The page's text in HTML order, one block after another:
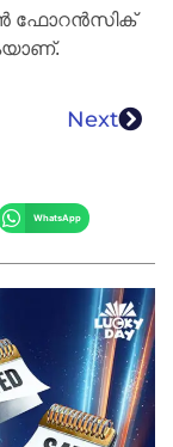
ഫോറൻസിക്
Next
WhatsApp